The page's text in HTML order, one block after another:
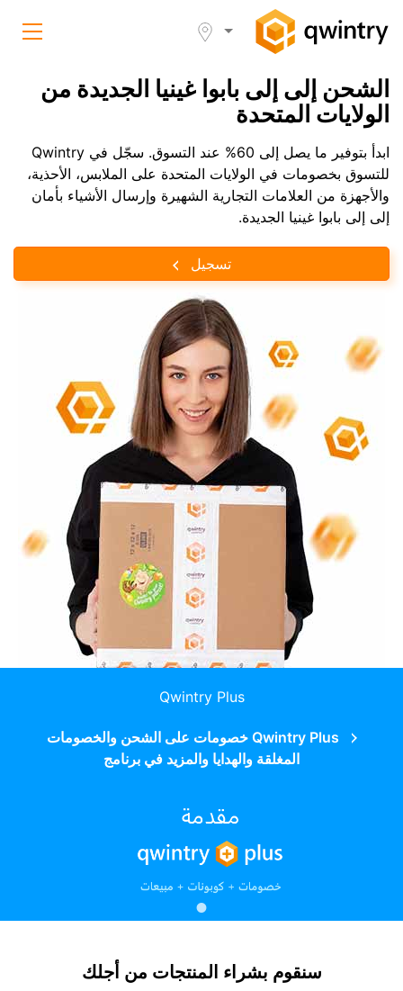
الشحن إلى إلى بابوا غينيا الجديدة من
الولايات المتحدة
ابدأ بتوفير ما يصل إلى 60% عند التسوق. سجّل في Qwintry
للتسوق بخصومات في الولايات المتحدة على الملابس، الأحذية،
والأجهزة من العلامات التجارية الشهيرة وإرسال الأشياء بأمان
إلى إلى بابوا غينيا الجديدة.
تسجيل
Qwintry Plus
Qwintry Plus خصومات على الشحن والخصومات
المغلقة والهدايا والمزيد في برنامج
سنقوم بشراء المنتجات من أجلك